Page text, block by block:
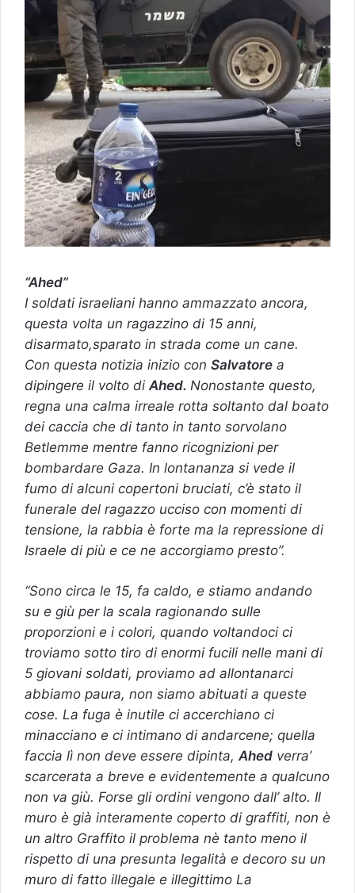
“Ahed”
I soldati israeliani hanno ammazzato ancora,
questa volta un ragazzino di 15 anni,
disarmato,sparato in strada come un cane.
Con questa notizia inizio con Salvatore a
dipingere il volto diAhed. Nonostante questo,
regna una calma irreale rotta soltanto dal boato
dei caccia che di tanto in tanto sorvolano
Betlemme mentre fanno ricognizioni per
bombardare Gaza. In lontananza si vede il
fumo di alcuni copertoni bruciati, c’è stato il
funerale del ragazzo ucciso con momenti di
tensione, la rabbia è forte ma la repressione di
Israele di più e ce ne accorgiamo presto”.
“Sono circa le 15, fa caldo, e stiamo andando
su e giù per la scala ragionando sulle
proporzioni e i colori, quando voltandoci ci
troviamo sotto tiro di enormi fucili nelle mani di
5 giovani soldati, proviamo ad allontanarci
abbiamo paura, non siamo abituati a queste
cose. La fuga è inutile ci accerchiano ci
minacciano e ci intimano di andarcene; quella
faccia lì non deve essere dipinta,Ahed verra’
scarcerata a breve e evidentemente a qualcuno
non va giù. Forse gli ordini vengono dall’ alto. Il
muro è già interamente coperto di graffiti, non è
un altro Graffito il problema nè tanto meno il
rispetto di una presunta legalità e decoro su un
muro di fatto illegale e illegittimo La